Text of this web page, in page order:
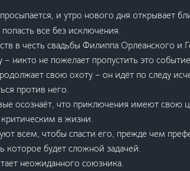
и утро нового дня открывает
все без исключения.
в честь свадьбы Филиппа Орлеанского и
никто не пожелает пропустить это
свою охоту – он идёт по следу
против него.
осознаёт, что приключения имеют свою
в жизни.
всем, чтобы спасти его, прежде чем
которое будет сложной задачей.
неожиданного союзника.